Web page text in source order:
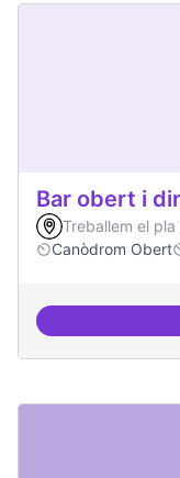
Bar obert i
Treballem el
Canòdrom Obert